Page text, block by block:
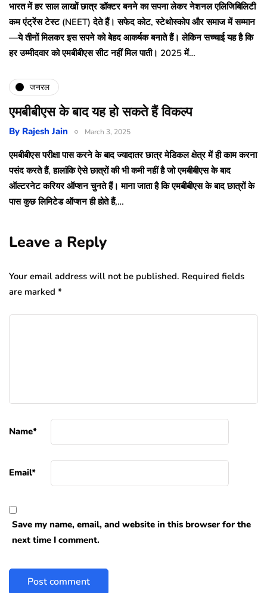
भारत में हर साल लाखों छात्र डॉक्टर बनने का सपना लेकर नेशनल एलिजिबिलिटी
कम एंट्रेंस टेस्ट (NEET) देते हैं। सफेद कोट, स्टेथोस्कोप और समाज में सम्मान
—ये तीनों मिलकर इस सपने को बेहद आकर्षक बनाते हैं। लेकिन सच्चाई यह है कि
हर उम्मीदवार को एमबीबीएस सीट नहीं मिल पाती। 2025 में…
जनरल
एमबीबीएस के बाद यह हो सकते हैं विकल्प
By Rajesh Jain March 3, 2025
एमबीबीएस परीक्षा पास करने के बाद ज्‍यादातर छात्र मेडिकल क्षेत्र में ही काम करना
पसंद करते हैं, हालांकि ऐसे छात्रों की भी कमी नहीं है जो एमबीबीएस के बाद
ऑल्टरनेट करियर ऑप्शन चुनते हैं। माना जाता है कि एमबीबीएस के बाद छात्रों के
पास कुछ लिमिटेड ऑप्शन ही होते हैं,…
Leave a Reply
Your email address will not be published. Required fields
are marked *
Name*
Email*
Save my name, email, and website in this browser for the
next time I comment.